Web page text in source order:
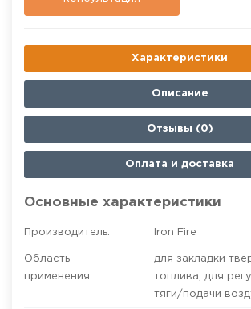
Характеристики
Описание
Отзывы (0)
Оплата и доставка
Основные характеристики
Производитель: Iron Fire
Область
применения:
для закладки
топлива
для
тяги/подачи